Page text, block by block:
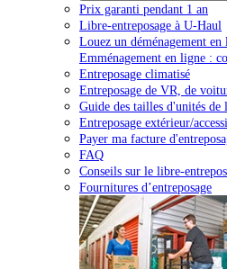
Prix garanti pendant 1 an
Libre-entreposage à U-Haul
Louez un déménagement
Emménagement en ligne :
Entreposage climatisé
Entreposage de VR, de
Guide des tailles d'unités de
Entreposage extérieur/
Payer ma facture
FAQ
Conseils sur le libre-
Fournitures d’entreposage